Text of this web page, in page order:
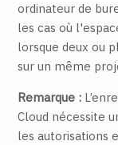
ordinateur de
les cas où
lorsque deux ou
sur un même
Remarque :
Cloud nécessite
les autorisations